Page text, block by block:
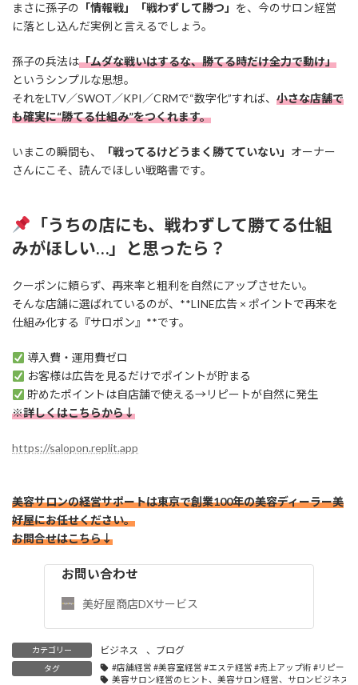
まさに孫子の 「情報戦」「戦わずして勝つ」 を、今のサロン経営
に落とし込んだ実例と言えるでしょう。
孫子の兵法は「ムダな戦いはするな、勝てる時だけ全力で動け」
というシンプルな思想。
それをLTV／SWOT／KPI／CRMで“数字化”すれば、 小さな店舗で
も確実に“勝てる仕組み”をつくれます。
いまこの瞬間も、 「戦ってるけどうまく勝てていない」 オーナー
さんにこそ、読んでほしい戦略書です。
「うちの店にも、戦わずして勝てる仕組
みがほしい…」と思ったら？
クーポンに頼らず、再来率と粗利を自然にアップさせたい。
そんな店舗に選ばれているのが、**LINE広告 × ポイントで再来を
仕組み化する『サロポン』**です。
導入費・運用費ゼロ
お客様は広告を見るだけでポイントが貯まる
貯めたポイントは自店舗で使える→リピートが自然に発生
※詳しくはこちらから↓
https://salopon.replit.app
美容サロンの経営サポートは東京で創業100年の美容ディーラー美
好屋にお任せください。
お問合せはこちら↓
お問い合わせ
美好屋商店DXサービス
カテゴリー ビジネス 、 ブログ
タグ
#店舗経営 #美容室経営 #エステ経営 #売上アップ術 #リピー
美容サロン経営のヒント、美容サロン経営、サロンビジネス